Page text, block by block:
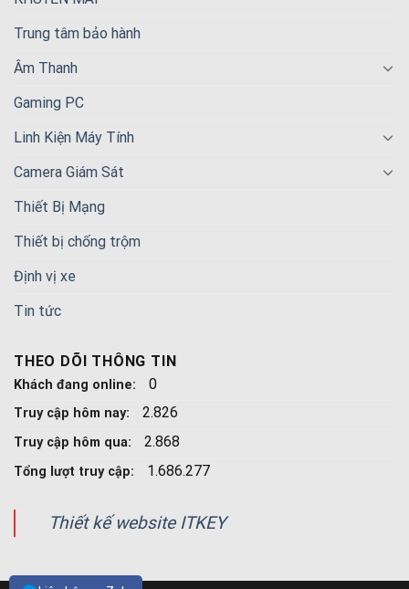
Trung tâm bảo hành
Âm Thanh
Gaming PC
Linh Kiện Máy Tính
Camera Giám Sát
Thiết Bị Mạng
Thiết bị chống trộm
Định vị xe
Tin tức
THEO DÕI THÔNG TIN
Khách đang online: 0
Truy cập hôm nay: 2.826
Truy cập hôm qua: 2.868
Tổng lượt truy cập: 1.686.277
Thiết kế website ITKEY